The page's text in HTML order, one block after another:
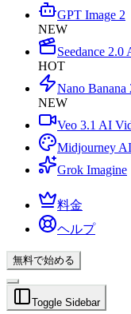
GPT Image 2
NEW
Seedance 2.0
HOT
Nano Banana
NEW
Veo 3.1 AI
Midjourney
Grok Imagine
料金
ヘルプ
無料で始める
Toggle Sidebar